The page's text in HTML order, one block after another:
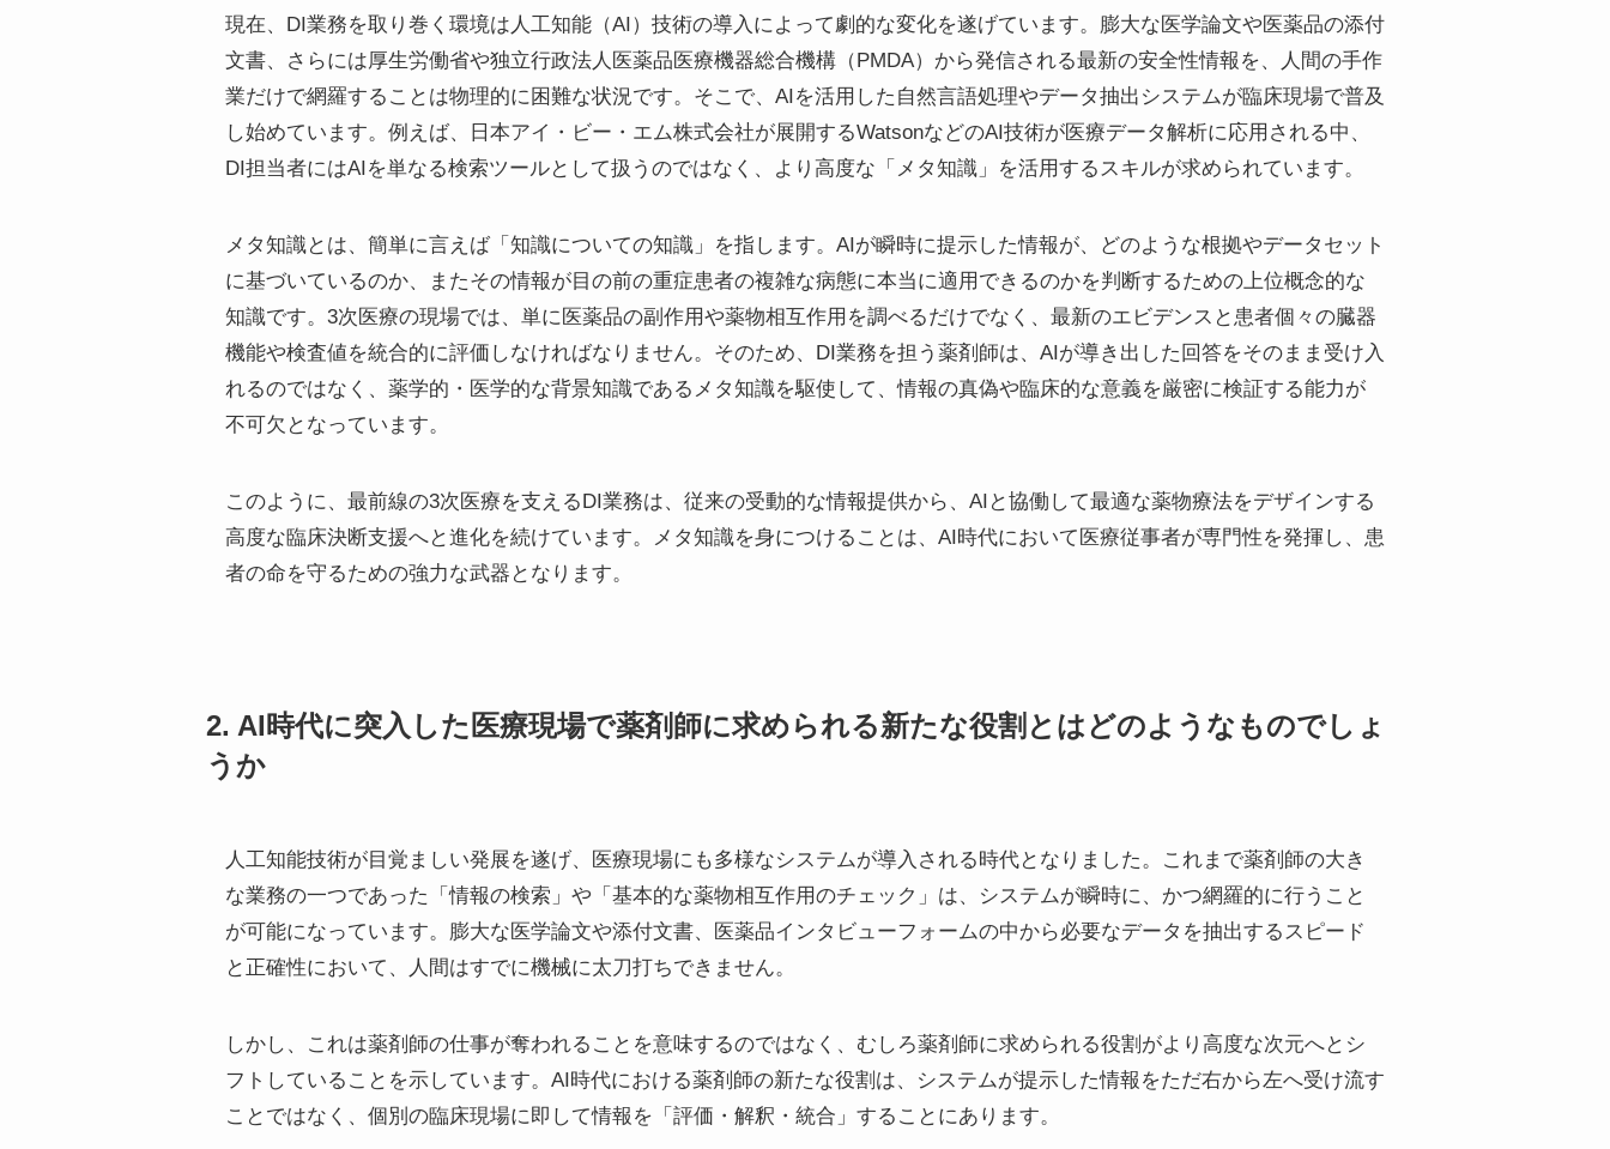
現在、DI業務を取り巻く環境は人工知能（AI）技術の導入によって劇的な変化を遂げています。膨大な医学論文や医薬品の添付
文書、さらには厚生労働省や独立行政法人医薬品医療機器総合機構（PMDA）から発信される最新の安全性情報を、人間の手作
業だけで網羅することは物理的に困難な状況です。そこで、AIを活用した自然言語処理やデータ抽出システムが臨床現場で普及
し始めています。例えば、日本アイ・ビー・エム株式会社が展開するWatsonなどのAI技術が医療データ解析に応用される中、
DI担当者にはAIを単なる検索ツールとして扱うのではなく、より高度な「メタ知識」を活用するスキルが求められています。
メタ知識とは、簡単に言えば「知識についての知識」を指します。AIが瞬時に提示した情報が、どのような根拠やデータセット
に基づいているのか、またその情報が目の前の重症患者の複雑な病態に本当に適用できるのかを判断するための上位概念的な
知識です。3次医療の現場では、単に医薬品の副作用や薬物相互作用を調べるだけでなく、最新のエビデンスと患者個々の臓器
機能や検査値を統合的に評価しなければなりません。そのため、DI業務を担う薬剤師は、AIが導き出した回答をそのまま受け入
れるのではなく、薬学的・医学的な背景知識であるメタ知識を駆使して、情報の真偽や臨床的な意義を厳密に検証する能力が
不可欠となっています。
このように、最前線の3次医療を支えるDI業務は、従来の受動的な情報提供から、AIと協働して最適な薬物療法をデザインする
高度な臨床決断支援へと進化を続けています。メタ知識を身につけることは、AI時代において医療従事者が専門性を発揮し、患
者の命を守るための強力な武器となります。
2. AI時代に突入した医療現場で薬剤師に求められる新たな役割とはどのようなものでしょ
うか
人工知能技術が目覚ましい発展を遂げ、医療現場にも多様なシステムが導入される時代となりました。これまで薬剤師の大き
な業務の一つであった「情報の検索」や「基本的な薬物相互作用のチェック」は、システムが瞬時に、かつ網羅的に行うこと
が可能になっています。膨大な医学論文や添付文書、医薬品インタビューフォームの中から必要なデータを抽出するスピード
と正確性において、人間はすでに機械に太刀打ちできません。
しかし、これは薬剤師の仕事が奪われることを意味するのではなく、むしろ薬剤師に求められる役割がより高度な次元へとシ
フトしていることを示しています。AI時代における薬剤師の新たな役割は、システムが提示した情報をただ右から左へ受け流す
ことではなく、個別の臨床現場に即して情報を「評価・解釈・統合」することにあります。